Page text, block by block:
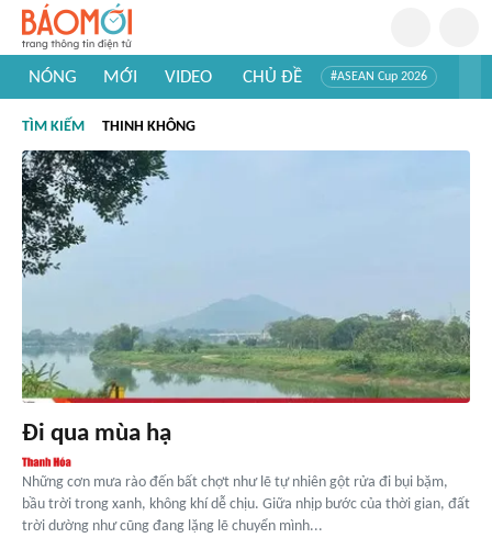
NÓNG MỚI VIDEO CHỦ ĐỀ #ASEAN Cup 2026
#Khám phá thế giới
TÌM KIẾM THINH KHÔNG
Đi qua mùa hạ
Những cơn mưa rào đến bất chợt như lẽ tự nhiên gột rửa đi bụi bặm,
bầu trời trong xanh, không khí dễ chịu. Giữa nhịp bước của thời gian, đất
trời dường như cũng đang lặng lẽ chuyển mình...